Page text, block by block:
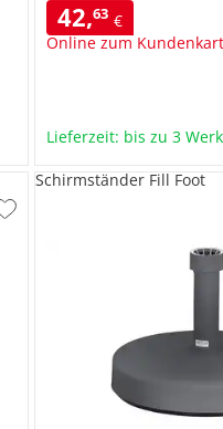
42,63 €
Online zum
Lieferzeit: bis zu 3
Schirmständer Fill Foot